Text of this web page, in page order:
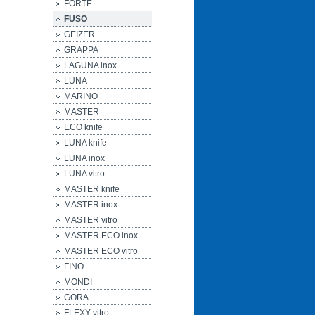
FORTE
FUSO
GEIZER
GRAPPA
LAGUNA inox
LUNA
MARINO
MASTER
ECO knife
LUNA knife
LUNA inox
LUNA vitro
MASTER knife
MASTER inox
MASTER vitro
MASTER ECO inox
MASTER ECO vitro
FINO
MONDI
GORA
FLEXY vitro